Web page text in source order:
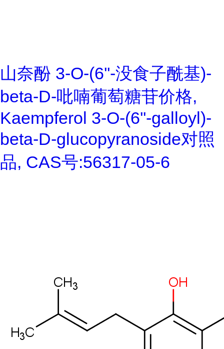
山奈酚 3-O-(6''-没食子酰基)-
beta-D-吡喃葡萄糖苷价格,
Kaempferol 3-O-(6''-galloyl)-
beta-D-glucopyranoside对照
品, CAS号:56317-05-6